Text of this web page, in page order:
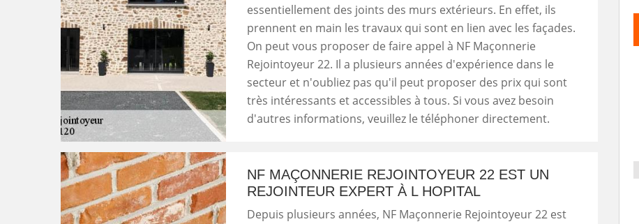
essentiellement des joints des murs extérieurs. En effet, ils
prennent en main les travaux qui sont en lien avec les façades.
On peut vous proposer de faire appel à NF Maçonnerie
Rejointoyeur 22. Il a plusieurs années d'expérience dans le
secteur et n'oubliez pas qu'il peut proposer des prix qui sont
très intéressants et accessibles à tous. Si vous avez besoin
d'autres informations, veuillez le téléphoner directement.
NF MAÇONNERIE REJOINTOYEUR 22 EST UN
REJOINTEUR EXPERT À L HOPITAL
Depuis plusieurs années, NF Maçonnerie Rejointoyeur 22 est